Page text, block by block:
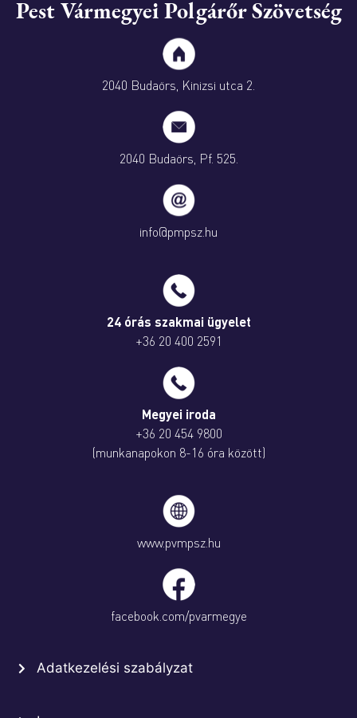
Pest Vármegyei Polgárőr Szövetség
2040 Budaörs, Kinizsi utca 2.
2040 Budaörs, Pf. 525.
info@pmpsz.hu
24 órás szakmai ügyelet
+36 20 400 2591
Megyei iroda
+36 20 454 9800
(munkanapokon 8-16 óra között)
www.pvmpsz.hu
facebook.com/pvarmegye
Adatkezelési szabályzat